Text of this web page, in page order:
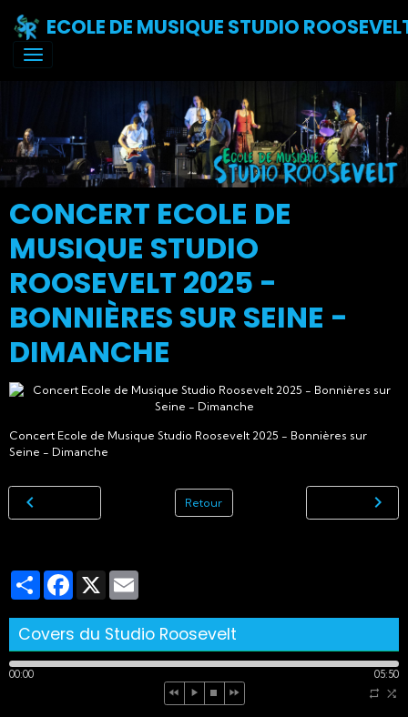
ECOLE DE MUSIQUE STUDIO
CONCERT ECOLE DE
MUSIQUE STUDIO
ROOSEVELT 2025 -
BONNIÈRES SUR SEINE -
DIMANCHE
Concert Ecole de Musique Studio Roosevelt 2025 - Bonnières sur
Seine - Dimanche
Retour
PartagerFacebook
X
Covers du Studio Roosevelt
00:00 05:50